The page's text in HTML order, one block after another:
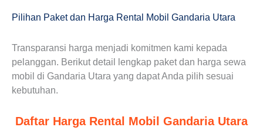
Pilihan Paket dan Harga Rental Mobil Gandaria Utara
Transparansi harga menjadi komitmen kami kepada
pelanggan. Berikut detail lengkap paket dan harga sewa
mobil di Gandaria Utara yang dapat Anda pilih sesuai
kebutuhan.
Daftar Harga Rental Mobil Gandaria Utara